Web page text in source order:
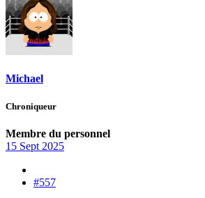
Michael
Chroniqueur
Membre du personnel
15 Sept 2025
#557